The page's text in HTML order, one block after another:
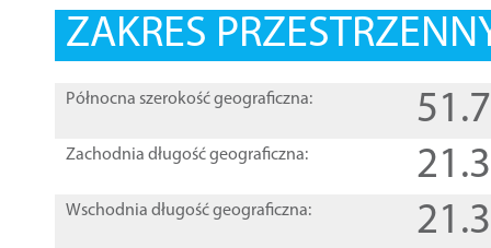
ZAKRES
Północna szerokość geograficzna:
Zachodnia długość geograficzna:
Wschodnia długość geograficzna: